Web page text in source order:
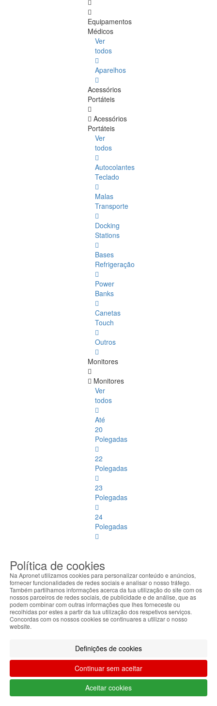
Equipamentos
Médicos
Ver
todos
Aparelhos
Acessórios
Portáteis
Acessórios
Portáteis
Ver
todos
Autocolantes
Teclado
Malas
Transporte
Docking
Stations
Bases
Refrigeração
Power
Banks
Canetas
Touch
Outros
Monitores
Monitores
Ver
todos
Até
20
Polegadas
22
Polegadas
23
Polegadas
24
Polegadas
Outras
Dimensões
Suportes
Teclados
Teclados e
Ratos
Ver
todos
Política de cookies
Na Apronet utilizamos cookies para personalizar conteúdo e anúncios,
fornecer funcionalidades de redes sociais e analisar o nosso tráfego.
Também partilhamos informações acerca da tua utilização do site com os
nossos parceiros de redes sociais, de publicidade e de análise, que as
podem combinar com outras informações que lhes forneceste ou
recolhidas por estes a partir da tua utilização dos respetivos serviços.
Concordas com os nossos cookies se continuares a utilizar o nosso
website.
Definições de cookies
Continuar sem aceitar
Aceitar cookies